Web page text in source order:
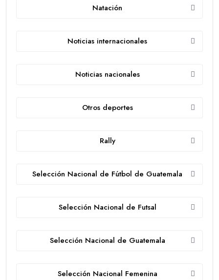
Natación
Noticias internacionales
Noticias nacionales
Otros deportes
Rally
Selección Nacional de Fútbol de Guatemala
Selección Nacional de Futsal
Selección Nacional de Guatemala
Selección Nacional Femenina